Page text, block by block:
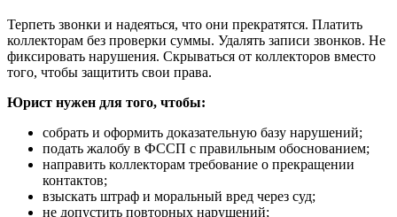
Терпеть звонки и надеяться, что они прекратятся. Платить
коллекторам без проверки суммы. Удалять записи звонков. Не
фиксировать нарушения. Скрываться от коллекторов вместо
того, чтобы защитить свои права.
Юрист нужен для того, чтобы:
собрать и оформить доказательную базу нарушений;
подать жалобу в ФССП с правильным обоснованием;
направить коллекторам требование о прекращении
контактов;
взыскать штраф и моральный вред через суд;
не допустить повторных нарушений;